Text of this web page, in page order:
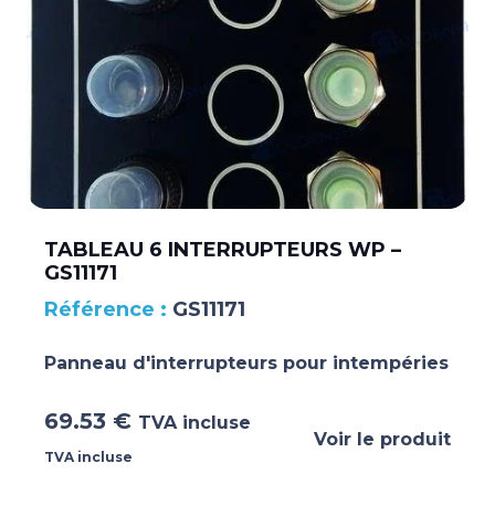
TABLEAU 6 INTERRUPTEURS WP –
GS11171
GS11171
Panneau d'interrupteurs pour intempéries
69.53 € TVA incluse
TVA incluse
Voir le produit